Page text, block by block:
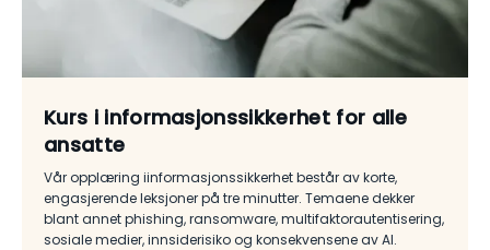
Kurs i informasjonssikkerhet for alle
ansatte
Vår opplæring iinformasjonssikkerhet består av korte,
engasjerende leksjoner på tre minutter. Temaene dekker
blant annet phishing, ransomware, multifaktorautentisering,
sosiale medier, innsiderisiko og konsekvensene av AI.